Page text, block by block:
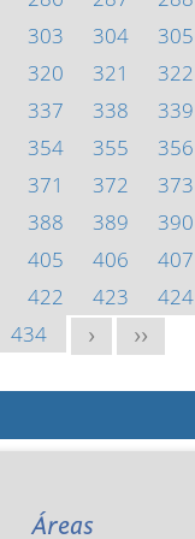
303 304 305
320 321 322
337 338 339
354 355 356
371 372 373
388 389 390
405 406 407
422 423 424
434 > >>
Áreas